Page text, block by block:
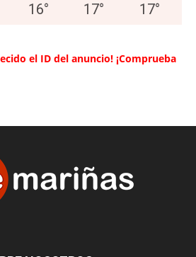
16° 17° 17°
el ID del anuncio! ¡Comprueba